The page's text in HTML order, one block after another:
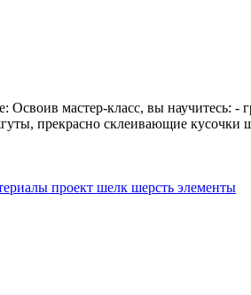
мастер-класс, вы научитесь: -
прекрасно склеивающие кусочки
проект шелк шерсть элементы